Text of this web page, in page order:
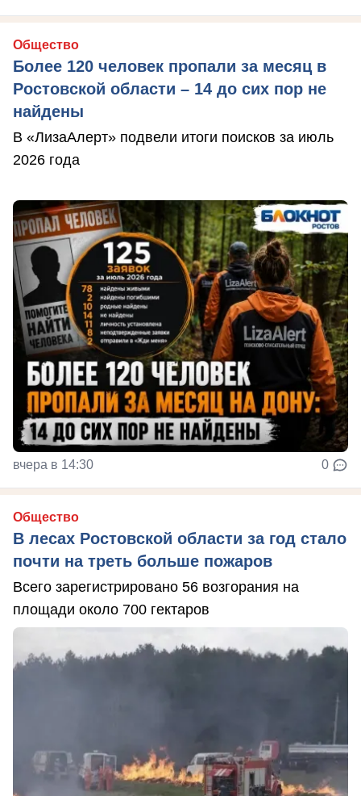
Общество
Более 120 человек пропали за месяц в
Ростовской области – 14 до сих пор не
найдены
В «ЛизаАлерт» подвели итоги поисков за июль
2026 года
вчера в 14:30 0
Общество
В лесах Ростовской области за год стало
почти на треть больше пожаров
Всего зарегистрировано 56 возгорания на
площади около 700 гектаров